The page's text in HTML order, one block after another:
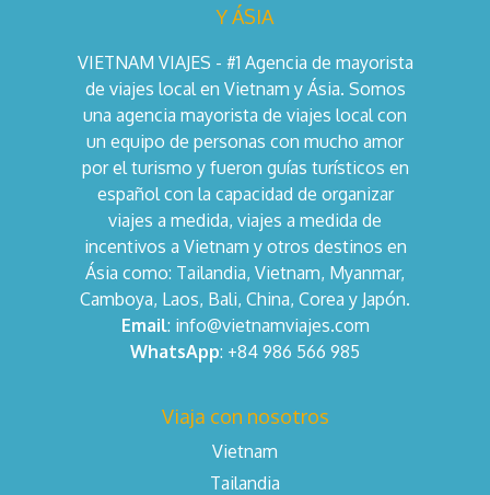
Y ÁSIA
VIETNAM VIAJES - #1 Agencia de mayorista
de viajes local en Vietnam y Ásia. Somos
una agencia mayorista de viajes local con
un equipo de personas con mucho amor
por el turismo y fueron guías turísticos en
español con la capacidad de organizar
viajes a medida, viajes a medida de
incentivos a Vietnam y otros destinos en
Ásia como: Tailandia, Vietnam, Myanmar,
Camboya, Laos, Bali, China, Corea y Japón.
Email: info@vietnamviajes.com
WhatsApp: +84 986 566 985
Viaja con nosotros
Vietnam
Tailandia